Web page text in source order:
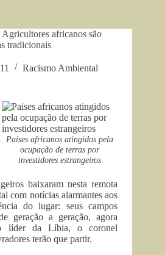
africanos são
tradicionais
Racismo Ambiental
Paises africanos atingidos pela
ocupação de terras por
investidores estrangeiros
baixaram nesta remota
com notícias alarmantes aos
do lugar: seus campos
geração a geração, agora
líder da Líbia, o coronel
terão que partir.